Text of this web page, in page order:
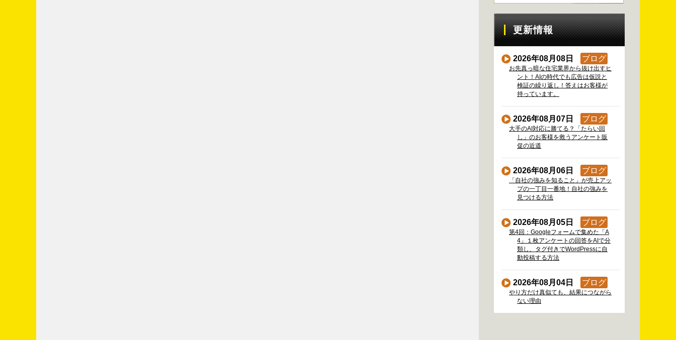
更新情報
2026年08月08日 ブログ
お先真っ暗な住宅業界から抜け出すヒ
ント！AIの時代でも広告は仮説と
検証の繰り返し！答えはお客様が
持っています。
2026年08月07日 ブログ
大手のAI対応に勝てる？「たらい回
し」のお客様を救うアンケート販
促の近道
2026年08月06日 ブログ
「自社の強みを知ること」が売上アッ
プの一丁目一番地！自社の強みを
見つける方法
2026年08月05日 ブログ
第4回：Googleフォームで集めた「A
4」１枚アンケートの回答をAIで分
類し、タグ付きでWordPressに自
動投稿する方法
2026年08月04日 ブログ
やり方だけ真似ても、結果につながら
ない理由